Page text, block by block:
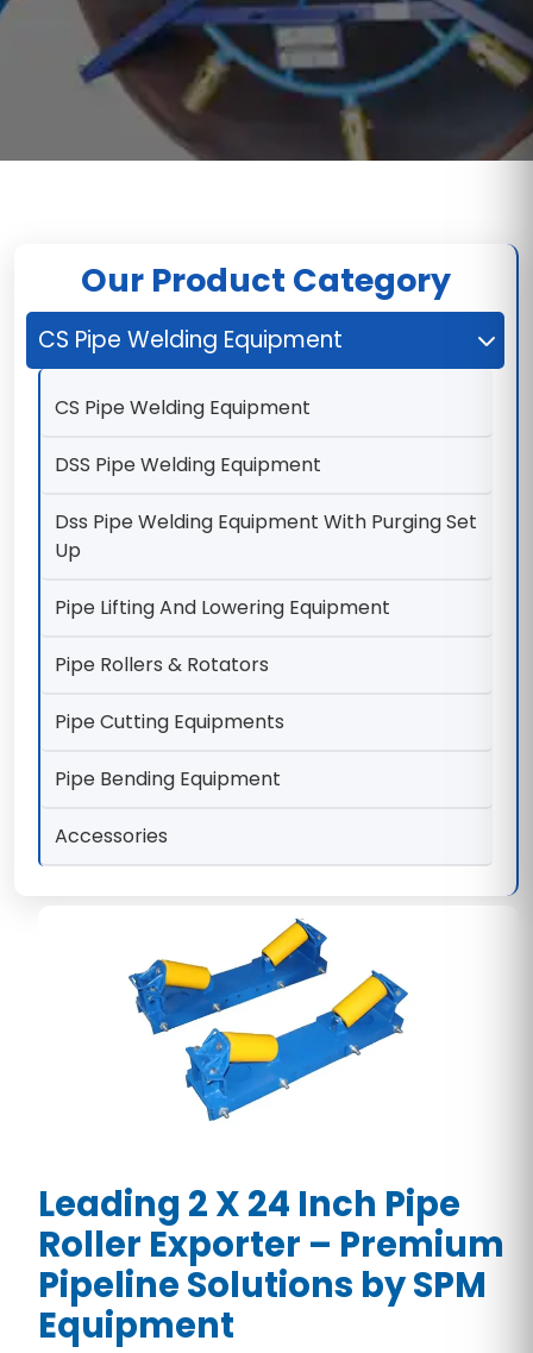
Our Product Category
CS Pipe Welding Equipment
CS Pipe Welding Equipment
DSS Pipe Welding Equipment
Dss Pipe Welding Equipment With Purging Set
Up
Pipe Lifting And Lowering Equipment
Pipe Rollers & Rotators
Pipe Cutting Equipments
Pipe Bending Equipment
Accessories
Leading 2 X 24 Inch Pipe
Roller Exporter – Premium
Pipeline Solutions by SPM
Equipment